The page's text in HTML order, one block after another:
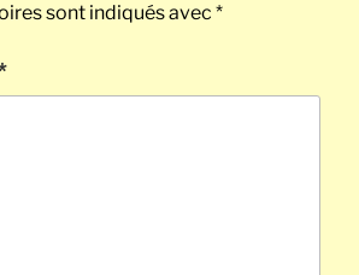
sont indiqués avec *